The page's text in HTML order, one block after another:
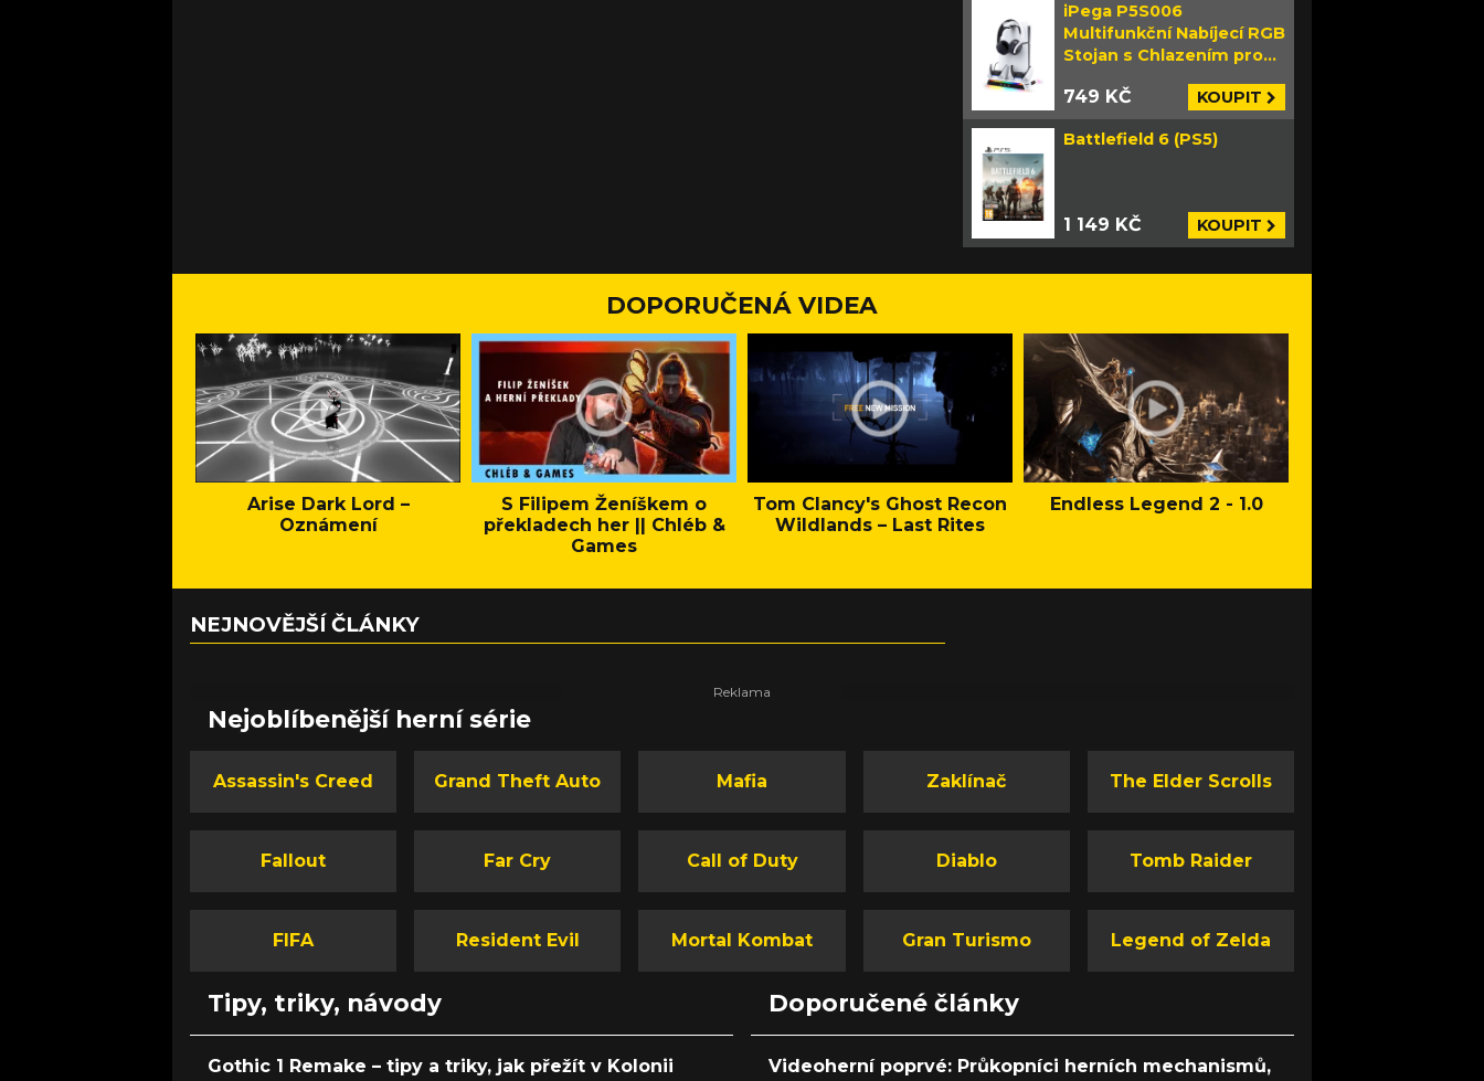
iPega P5S006
Multifunkční Nabíjecí RGB
Stojan s Chlazením pro
749 KČ KOUPIT
Battlefield 6 (PS5)
1 149 KČ KOUPIT
DOPORUČENÁ VIDEA
Arise Dark Lord –
Oznámení
S Filipem Ženíškem o
překladech her || Chléb &
Games
Tom Clancy's Ghost Recon
Wildlands – Last Rites
Endless Legend 2 - 1.0
NEJNOVĚJŠÍ ČLÁNKY
Nejoblíbenější herní série
Assassin's Creed Grand Theft Auto Mafia Zaklínač The Elder Scrolls
Fallout Far Cry Call of Duty Diablo Tomb Raider
FIFA Resident Evil Mortal Kombat Gran Turismo Legend of Zelda
Tipy, triky, návody
Gothic 1 Remake – tipy a triky, jak přežít v Kolonii
Doporučené články
Videoherní poprvé: Průkopníci herních mechanismů,